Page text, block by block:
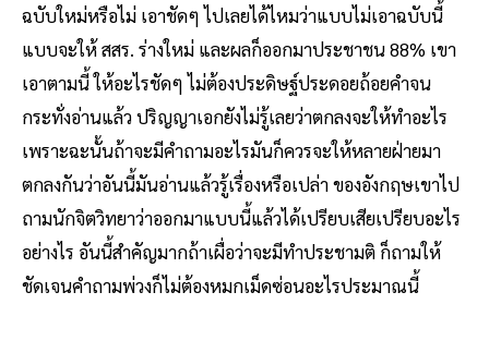
ฉบับใหม่หรือไม่ เอาชัดๆ ไปเลยได้ไหมว่าแบบไม่เอาฉบับนี้
แบบจะให้ สสร. ร่างใหม่ และผลก็ออกมาประชาชน 88% เขา
เอาตามนี้ ให้อะไรชัดๆ ไม่ต้องประดิษฐ์ประดอยถ้อยคำจน
กระทั่งอ่านแล้ว ปริญญาเอกยังไม่รู้เลยว่าตกลงจะให้ทำอะไร
เพราะฉะนั้นถ้าจะมีคำถามอะไรมันก็ควรจะให้หลายฝ่ายมา
ตกลงกันว่าอันนี้มันอ่านแล้วรู้เรื่องหรือเปล่า ของอังกฤษเขาไป
ถามนักจิตวิทยาว่าออกมาแบบนี้แล้วได้เปรียบเสียเปรียบอะไร
อย่างไร อันนี้สำคัญมากถ้าเผื่อว่าจะมีทำประชามติ ก็ถามให้
ชัดเจนคำถามพ่วงก็ไม่ต้องหมกเม็ดซ่อนอะไรประมาณนี้